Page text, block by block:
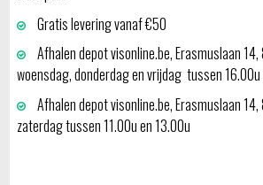
Gratis levering vanaf €50
Afhalen depot visonline.be, Erasmuslaan
woensdag, donderdag en vrijdag tussen
Afhalen depot visonline.be, Erasmuslaan
zaterdag tussen 11.00u en 13.00u